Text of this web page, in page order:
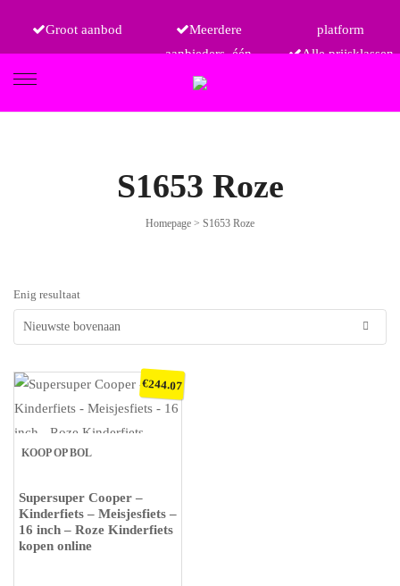
Groot aanbod
Meerdere
aanbieders, één
platform
Alle prijsklassen
S1653 Roze
Homepage > S1653 Roze
Enig resultaat
KOOP OP BOL
Supersuper Cooper –
Kinderfiets – Meisjesfiets –
16 inch – Roze Kinderfiets
kopen online
€244.07